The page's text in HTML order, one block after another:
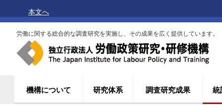
本文へ
労働に関する総合的な調査研究を実施し、その成果を広く提供しています。
機構について 研究体系 調査研究成果 統